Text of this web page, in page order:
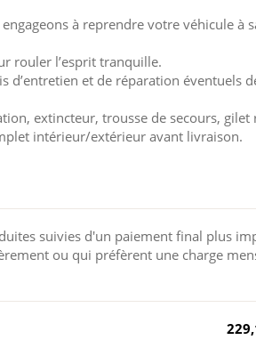
à reprendre votre véhicule à
rouler l’esprit tranquille.
d’entretien et de réparation éventuels
extincteur, trousse de secours, gilet
intérieur/extérieur avant livraison.
suivies d'un paiement final plus
ou qui préfèrent une charge